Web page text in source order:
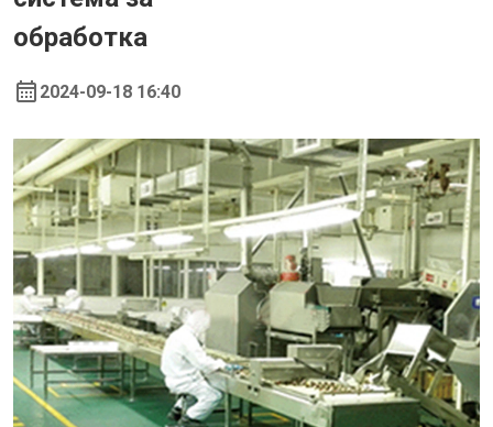
обработка
2024-09-18 16:40